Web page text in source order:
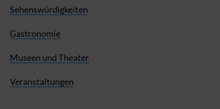
Sehenswürdigkeiten
Gastronomie
Museen und Theater
Veranstaltungen